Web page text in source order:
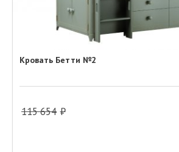
Кровать Бетти №2
115 654